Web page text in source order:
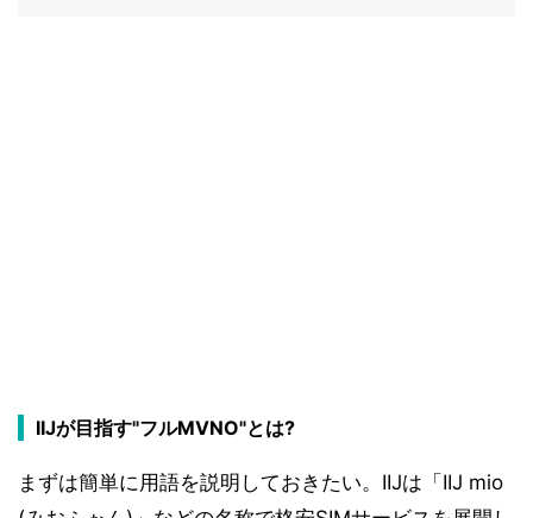
IIJが目指す"フルMVNO"とは?
まずは簡単に用語を説明しておきたい。IIJは「IIJ mio